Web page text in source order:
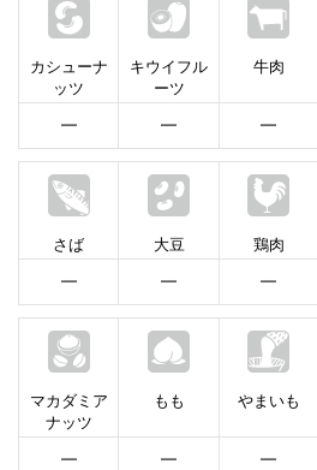
カシューナ
ッツ
━
キウイフル
ーツ
━
牛肉
━
さば
━
大豆
━
鶏肉
━
マカダミア
ナッツ
━
もも
━
やまいも
━